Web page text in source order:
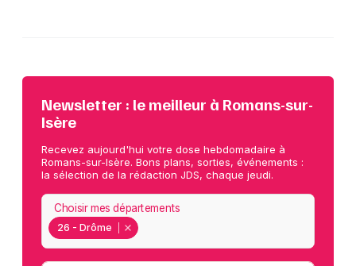
Newsletter : le meilleur à Romans-sur-
Isère
Recevez aujourd'hui votre dose hebdomadaire à
Romans-sur-Isère. Bons plans, sorties, événements :
la sélection de la rédaction JDS, chaque jeudi.
26 - Drôme
Choisir mes départements